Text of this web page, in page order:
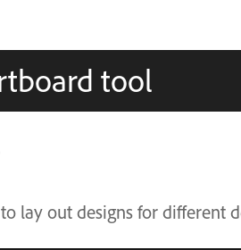
tool
lay out designs for different